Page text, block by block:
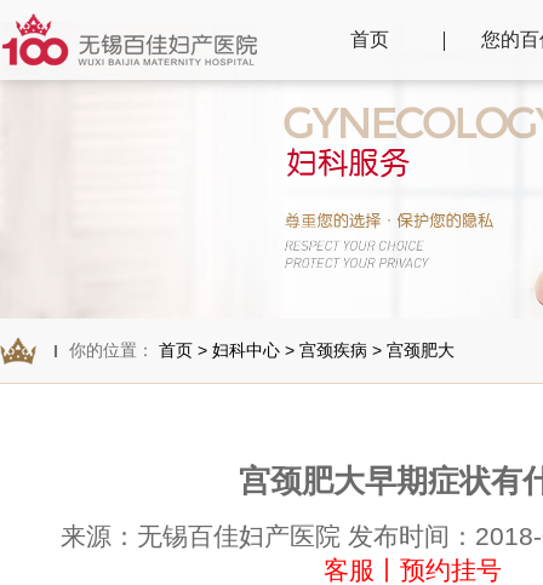
首页 您的百
你的位置： 首页 > 妇科中心 > 宫颈疾病 > 宫颈肥大
宫颈肥大早期症状有
来源：无锡百佳妇产医院 发布时间：
客服丨预约挂号